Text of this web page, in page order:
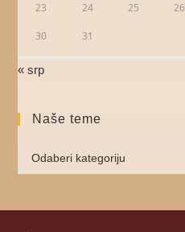
23 24 25 26
30 31
« srp
Naše teme